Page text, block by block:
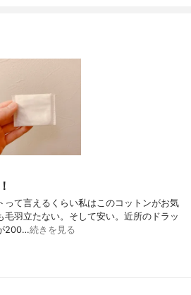
って言えるくらい私はこのコットンがお気
毛羽立たない。そして安い。近所のドラッ
200…続きを見る